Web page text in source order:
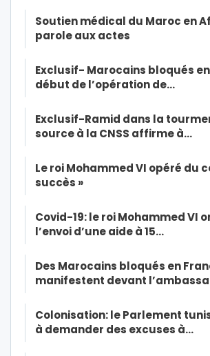
Soutien médical du Maroc en
parole aux actes
Exclusif- Marocains bloqués
début de l’opération de…
Exclusif-Ramid dans la
source à la CNSS affirme à…
Le roi Mohammed VI opéré du
succès »
Covid-19: le roi Mohammed VI
l’envoi d’une aide à 15…
Des Marocains bloqués en
manifestent devant
Colonisation: le Parlement
à demander des excuses à…